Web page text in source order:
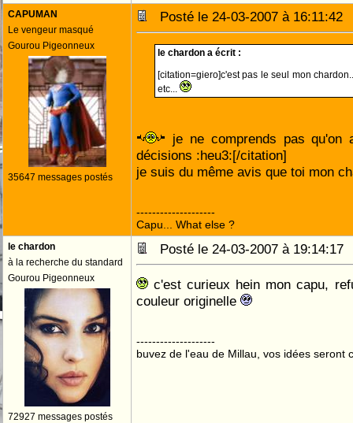
CAPUMAN
Le vengeur masqué
Gourou Pigeonneux
35647 messages postés
Posté le 24-03-2007 à
le chardon a écrit :
[citation=giero]c'est pas le seul mon
etc...
je ne comprends pas qu'on
décisions :heu3:[/citation]
je suis du même avis que toi mon
--------------------
Capu... What else ?
le chardon
à la recherche du standard
Gourou Pigeonneux
72927 messages postés
Posté le 24-03-2007 à
c'est curieux hein mon capu,
couleur originelle
--------------------
buvez de l'eau de Millau, vos idées seront